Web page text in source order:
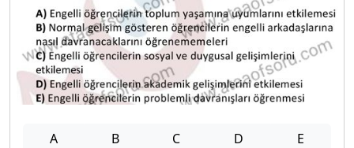
A B C D E